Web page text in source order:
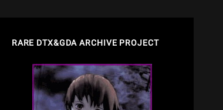
RARE DTX&GDA ARCHIVE PROJECT